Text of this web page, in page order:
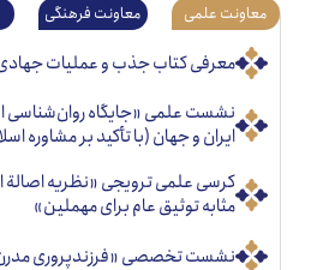
معاونت علمی معاونت فرهنگی
معرفی کتاب جذب و عملیات
نشست علمی «جایگاه روان‌شناسی
ایران و جهان (با تأکید بر مشاوره
کرسی علمی ترویجی «نظریه اصالة
مثابه توثیق عام برای مهملین»
نشست تخصصی «فرزندپروری